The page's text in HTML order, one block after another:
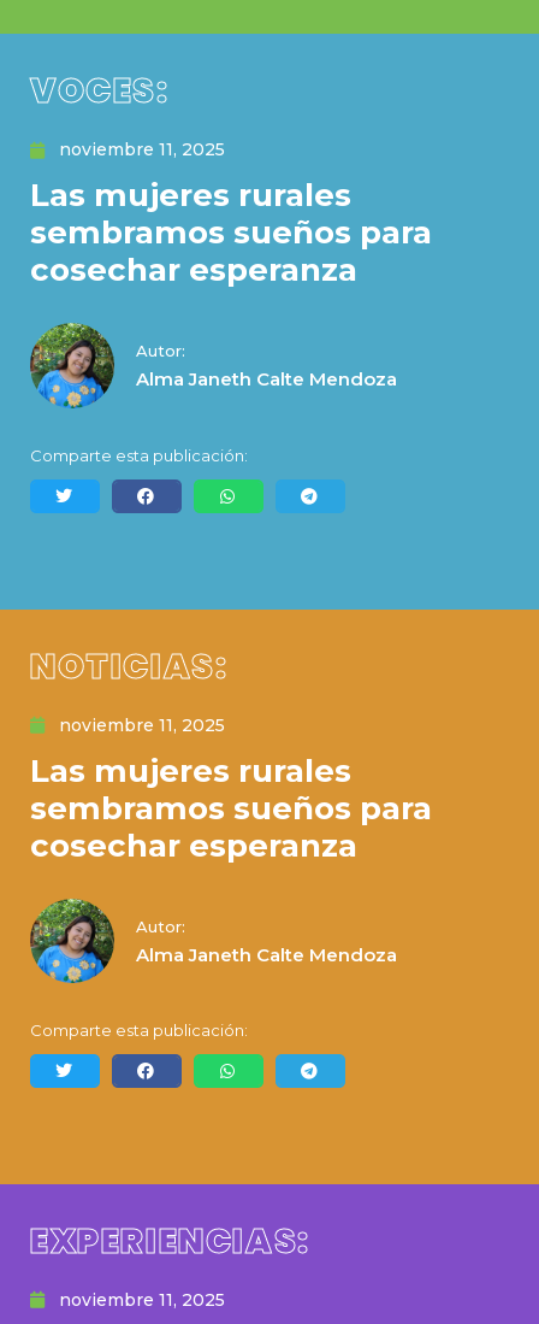
VOCES:
noviembre 11, 2025
Las mujeres rurales
sembramos sueños para
cosechar esperanza
Autor:
Alma Janeth Calte Mendoza
Comparte esta publicación:
NOTICIAS:
noviembre 11, 2025
Las mujeres rurales
sembramos sueños para
cosechar esperanza
Autor:
Alma Janeth Calte Mendoza
Comparte esta publicación:
EXPERIENCIAS:
noviembre 11, 2025